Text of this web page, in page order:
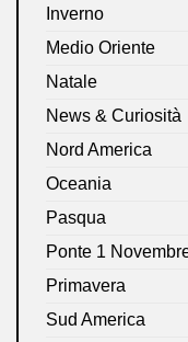
Inverno
Medio Oriente
Natale
News & Curiosità
Nord America
Oceania
Pasqua
Ponte 1
Primavera
Sud America